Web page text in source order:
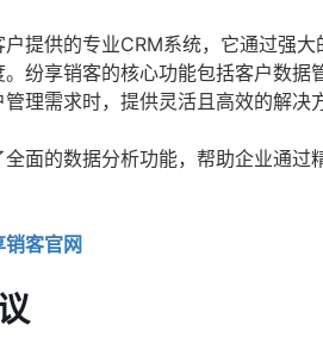
提供的专业CRM系统，它通过强
纷享销客的核心功能包括客户数
理需求时，提供灵活且高效的解决
面的数据分析功能，帮助企业通
销客官网